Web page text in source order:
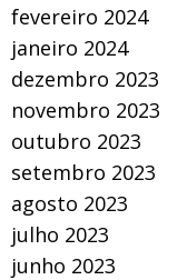
fevereiro 2024
janeiro 2024
dezembro 2023
novembro 2023
outubro 2023
setembro 2023
agosto 2023
julho 2023
junho 2023